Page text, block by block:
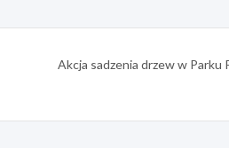
Akcja sadzenia drzew w Parku